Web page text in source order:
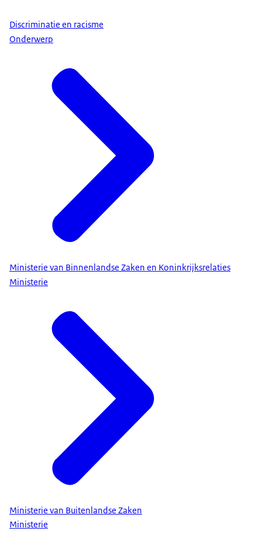
Discriminatie en racisme
Onderwerp
Ministerie van Binnenlandse Zaken en Koninkrijksrelaties
Ministerie
Ministerie van Buitenlandse Zaken
Ministerie